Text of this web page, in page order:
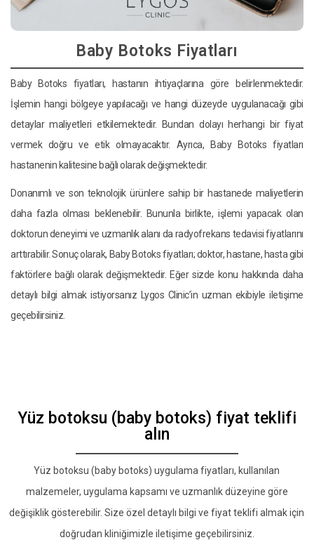
Baby Botoks Fiyatları
Baby Botoks fiyatları, hastanın ihtiyaçlarına göre belirlenmektedir.
İşlemin hangi bölgeye yapılacağı ve hangi düzeyde uygulanacağı gibi
detaylar maliyetleri etkilemektedir. Bundan dolayı herhangi bir fiyat
vermek doğru ve etik olmayacaktır. Ayrıca, Baby Botoks fiyatları
hastanenin kalitesine bağlı olarak değişmektedir.
Donanımlı ve son teknolojik ürünlere sahip bir hastanede maliyetlerin
daha fazla olması beklenebilir. Bununla birlikte, işlemi yapacak olan
doktorun deneyimi ve uzmanlık alanı da radyofrekans tedavisi fiyatlarını
arttırabilir. Sonuç olarak, Baby Botoks fiyatları; doktor, hastane, hasta gibi
faktörlere bağlı olarak değişmektedir. Eğer sizde konu hakkında daha
detaylı bilgi almak istiyorsanız Lygos Clinic’in uzman ekibiyle iletişime
geçebilirsiniz.
Yüz botoksu (baby botoks) fiyat teklifi
alın
Yüz botoksu (baby botoks) uygulama fiyatları, kullanılan
malzemeler, uygulama kapsamı ve uzmanlık düzeyine göre
değişiklik gösterebilir. Size özel detaylı bilgi ve fiyat teklifi almak için
doğrudan kliniğimizle iletişime geçebilirsiniz.